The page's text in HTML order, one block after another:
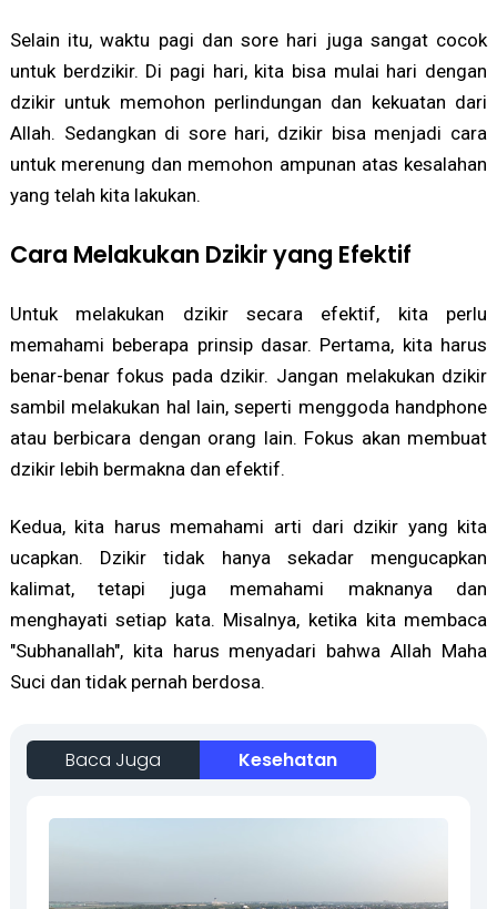
Selain itu, waktu pagi dan sore hari juga sangat cocok
untuk berdzikir. Di pagi hari, kita bisa mulai hari dengan
dzikir untuk memohon perlindungan dan kekuatan dari
Allah. Sedangkan di sore hari, dzikir bisa menjadi cara
untuk merenung dan memohon ampunan atas kesalahan
yang telah kita lakukan.
Cara Melakukan Dzikir yang Efektif
Untuk melakukan dzikir secara efektif, kita perlu
memahami beberapa prinsip dasar. Pertama, kita harus
benar-benar fokus pada dzikir. Jangan melakukan dzikir
sambil melakukan hal lain, seperti menggoda handphone
atau berbicara dengan orang lain. Fokus akan membuat
dzikir lebih bermakna dan efektif.
Kedua, kita harus memahami arti dari dzikir yang kita
ucapkan. Dzikir tidak hanya sekadar mengucapkan
kalimat, tetapi juga memahami maknanya dan
menghayati setiap kata. Misalnya, ketika kita membaca
"Subhanallah", kita harus menyadari bahwa Allah Maha
Suci dan tidak pernah berdosa.
Baca Juga Kesehatan